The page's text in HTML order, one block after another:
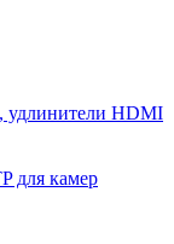
удлинители HDMI
для камер